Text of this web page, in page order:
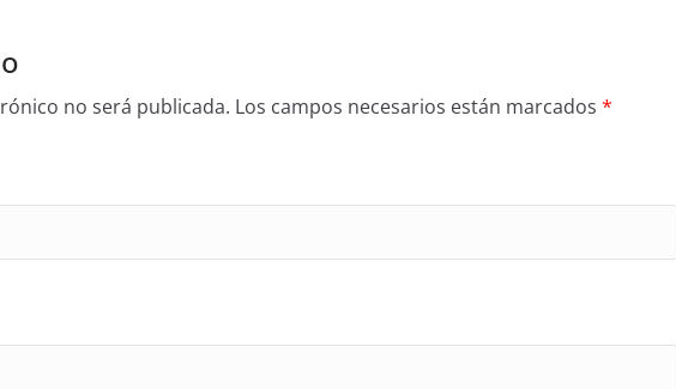
no será publicada. Los campos necesarios están marcados *